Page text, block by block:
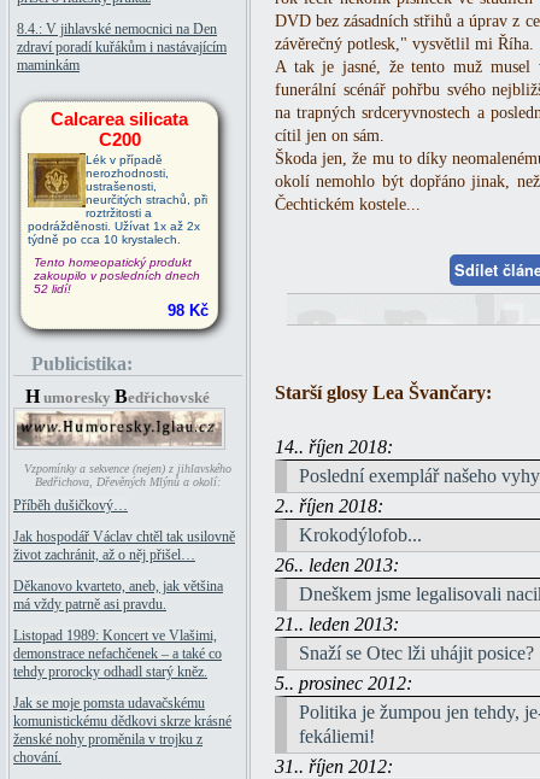
8.4.: V jihlavské nemocnici na Den
zdraví poradí kuřákům i nastávajícím
maminkám
Calcarea silicata
C200
Lék v případě
nerozhodnosti,
ustrašenosti,
neurčitých strachů, při
roztržitosti a
podrážděnosti. Užívat 1x až 2x
týdně po cca 10 krystalech.
Tento homeopatický produkt
zakoupilo v posledních dnech
52 lidí!
98 Kč
Publicistika:
H umoresky Bedřichovské
Vzpomínky a sekvence (nejen) z jihlavského
Bedřichova, Dřevěných Mlýnů a okolí:
Příběh dušičkový…
Jak hospodář Václav chtěl tak usilovně
život zachránit, až o něj přišel…
Děkanovo kvarteto, aneb, jak většina
má vždy patrně asi pravdu.
Listopad 1989: Koncert ve Vlašimi,
demonstrace nefachčenek – a také co
tehdy prorocky odhadl starý kněz.
Jak se moje pomsta udavačskému
komunistickému dědkovi skrze krásné
ženské nohy proměnila v trojku z
chování.
DVD bez zásadních střihů a úprav z
závěrečný potlesk," vysvětlil mi Říha.
A tak je jasné, že tento muž musel
funerální scénář pohřbu svého
na trapných srdceryvnostech a
cítil jen on sám.
Škoda jen, že mu to díky
okolí nemohlo být dopřáno jinak,
Čechtickém kostele...
Sdílet
Starší glosy Lea Švančary:
14.. říjen 2018:
Poslední exemplář našeho
2.. říjen 2018:
Krokodýlofob...
26.. leden 2013:
Dneškem jsme legalisovali
21.. leden 2013:
Snaží se Otec lži uhájit posice?
5.. prosinec 2012:
Politika je žumpou jen tehdy,
fekáliemi!
31.. říjen 2012: